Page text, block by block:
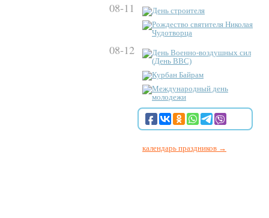
08-11
День строителя
Рождество святителя Николая
Чудотворца
08-12
День Военно-воздушных сил
(День ВВС)
Курбан Байрам
Международный день
молодежи
календарь праздников →